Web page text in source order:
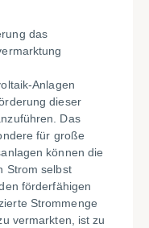
das
Anlagen
dieser
Das
für große
können die
Strom selbst
förderfähigen
Strommenge
vermarkten, ist zu